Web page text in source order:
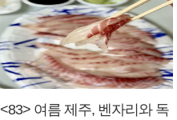
<83> 여름 제주, 벤자리와 독